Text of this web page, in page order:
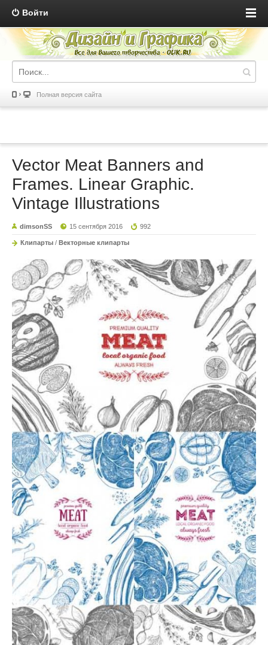
Войти
Полная версия сайта
Vector Meat Banners and
Frames. Linear Graphic.
Vintage Illustrations
dimsonSS 15 сентября 2016 992
Клипарты / Векторные клипарты